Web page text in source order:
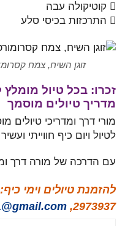
 קוטיקולה עבה
 התרכזות בכיסי סלע
זוגן השיח, צמח
זכרו: בכל טיול
מדריך טיולים מוסמך
מורי דרך ומדריכי טיולים
לטיול ויום כיף חווייתי
עם הדרכה של מורה דרך
2973937,